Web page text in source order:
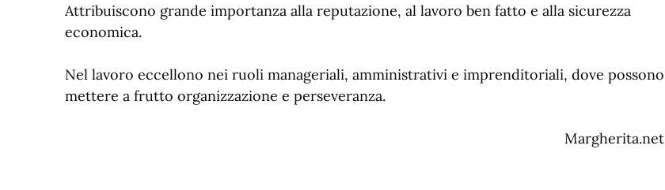
Attribuiscono grande importanza alla reputazione, al lavoro ben fatto e alla sicurezza
economica.
Nel lavoro eccellono nei ruoli manageriali, amministrativi e imprenditoriali, dove possono
mettere a frutto organizzazione e perseveranza.
Margherita.net